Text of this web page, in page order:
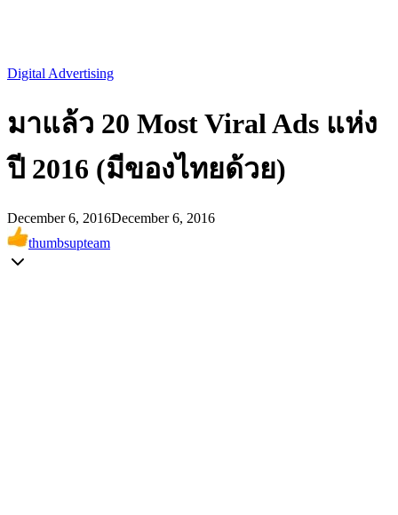
Digital Advertising
มาแล้ว 20 Most Viral Ads แห่ง
ปี 2016 (มีของไทยด้วย)
December 6, 2016December 6, 2016
thumbsupteam